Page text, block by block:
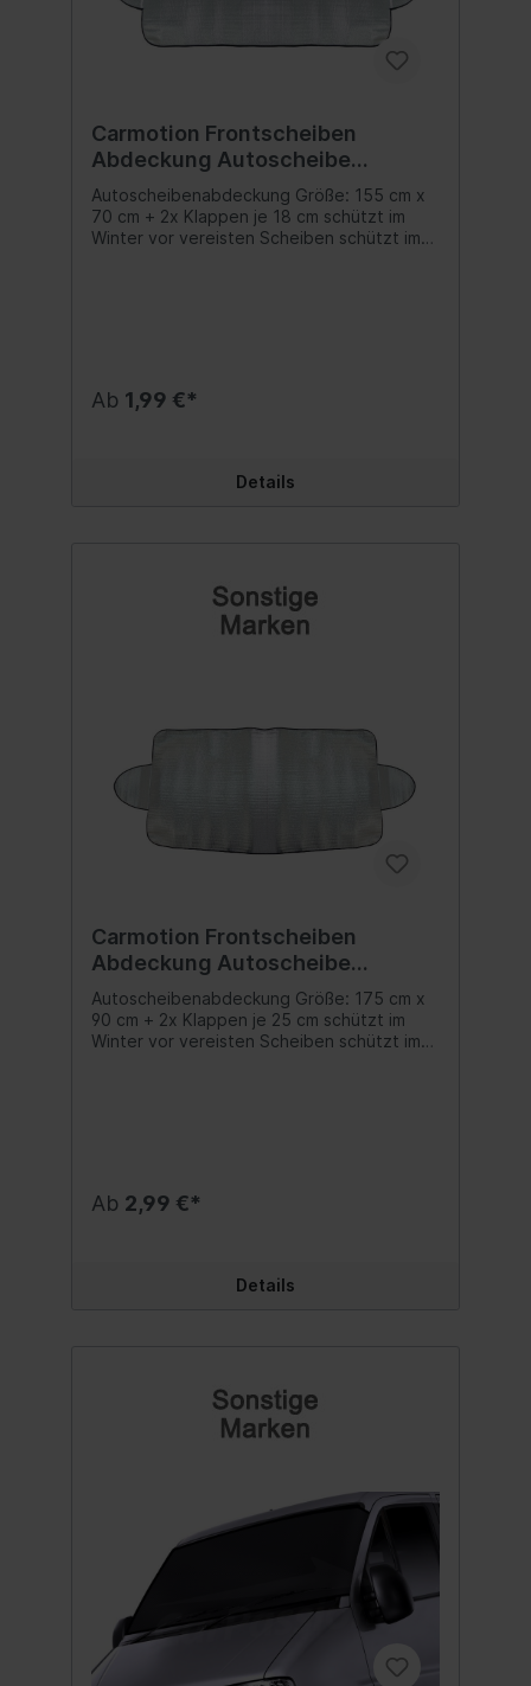
Carmotion Frontscheiben
Abdeckung Autoscheibe
Windschutzscheibe 155 x 70 cm
Autoscheibenabdeckung Größe: 155 cm x
70 cm + 2x Klappen je 18 cm schützt im
Winter vor vereisten Scheiben schützt im
Ab 1,99 €*
Details
Carmotion Frontscheiben
Abdeckung Autoscheibe
Windschutzscheibe 175 x 90 cm
Autoscheibenabdeckung Größe: 175 cm x
90 cm + 2x Klappen je 25 cm schützt im
Winter vor vereisten Scheiben schützt im
Ab 2,99 €*
Details